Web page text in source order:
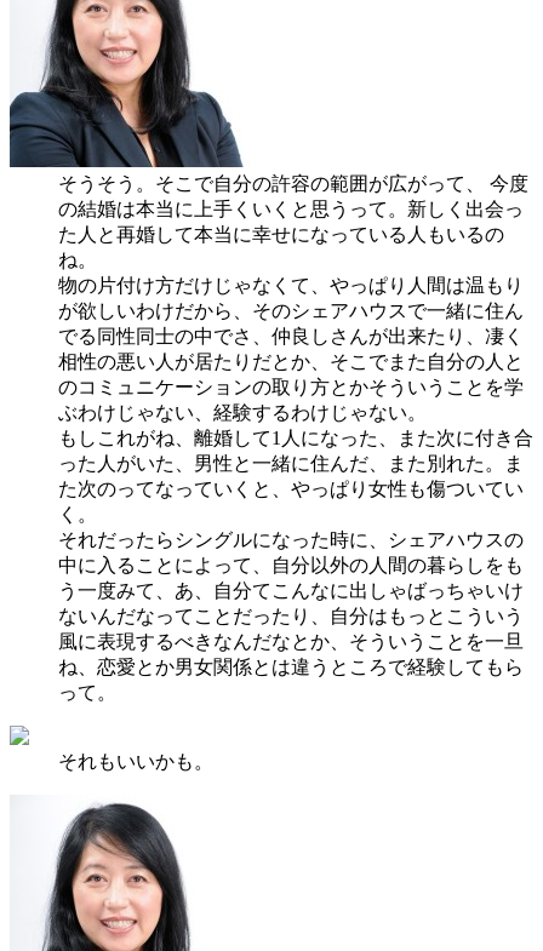
そうそう。そこで自分の許容の範囲が広がって、 今度
の結婚は本当に上手くいくと思うって。新しく出会っ
た人と再婚して本当に幸せになっている人もいるの
ね。
物の片付け方だけじゃなくて、やっぱり人間は温もり
が欲しいわけだから、そのシェアハウスで一緒に住ん
でる同性同士の中でさ、仲良しさんが出来たり、凄く
相性の悪い人が居たりだとか、そこでまた自分の人と
のコミュニケーションの取り方とかそういうことを学
ぶわけじゃない、経験するわけじゃない。
もしこれがね、離婚して1人になった、また次に付き合
った人がいた、男性と一緒に住んだ、また別れた。ま
た次のってなっていくと、やっぱり女性も傷ついてい
く。
それだったらシングルになった時に、シェアハウスの
中に入ることによって、自分以外の人間の暮らしをも
う一度みて、あ、自分てこんなに出しゃばっちゃいけ
ないんだなってことだったり、自分はもっとこういう
風に表現するべきなんだなとか、そういうことを一旦
ね、恋愛とか男女関係とは違うところで経験してもら
って。
それもいいかも。